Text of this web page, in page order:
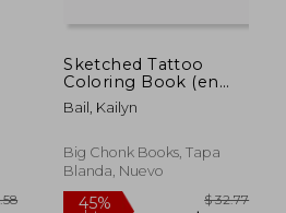
Sketched Tattoo
Coloring Book (en
Inglés)
Bail, Kailyn
Big Chonk Books, Tapa
Blanda, Nuevo